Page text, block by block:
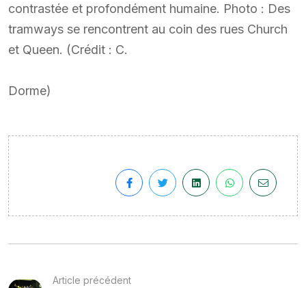
contrastée et profondément humaine. Photo : Des
tramways se rencontrent au coin des rues Church
et Queen. (Crédit : C.
Dorme)
Article précédent